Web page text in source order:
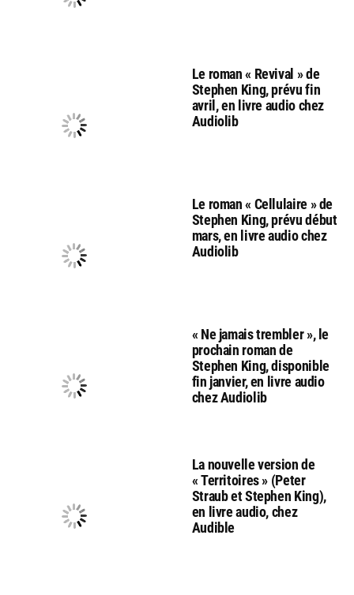
Le roman « Revival » de
Stephen King, prévu fin
avril, en livre audio chez
Audiolib
Le roman « Cellulaire » de
Stephen King, prévu début
mars, en livre audio chez
Audiolib
« Ne jamais trembler », le
prochain roman de
Stephen King, disponible
fin janvier, en livre audio
chez Audiolib
La nouvelle version de
« Territoires » (Peter
Straub et Stephen King),
en livre audio, chez
Audible